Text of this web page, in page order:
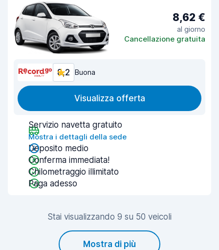
8,62 €
al giorno
Cancellazione gratuita
8,2 Buona
Visualizza offerta
Servizio navetta gratuito
Mostra i dettagli della sede
Deposito medio
Conferma immediata!
Chilometraggio illimitato
Paga adesso
Stai visualizzando 9 su 50 veicoli
Mostra di più